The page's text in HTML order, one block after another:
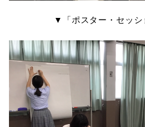
▼「ポスター・セッシ